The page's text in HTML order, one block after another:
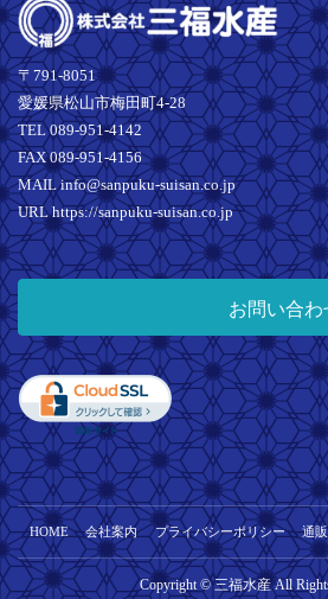
〒791-8051
愛媛県松山市梅田町4-28
TEL 089-951-4142
FAX 089-951-4156
MAIL info@sanpuku-suisan.co.jp
URL https://sanpuku-suisan.co.jp
お問い合わ
HOME 会社案内 プライバシーポリシー 通
Copyright © 三福水産 All